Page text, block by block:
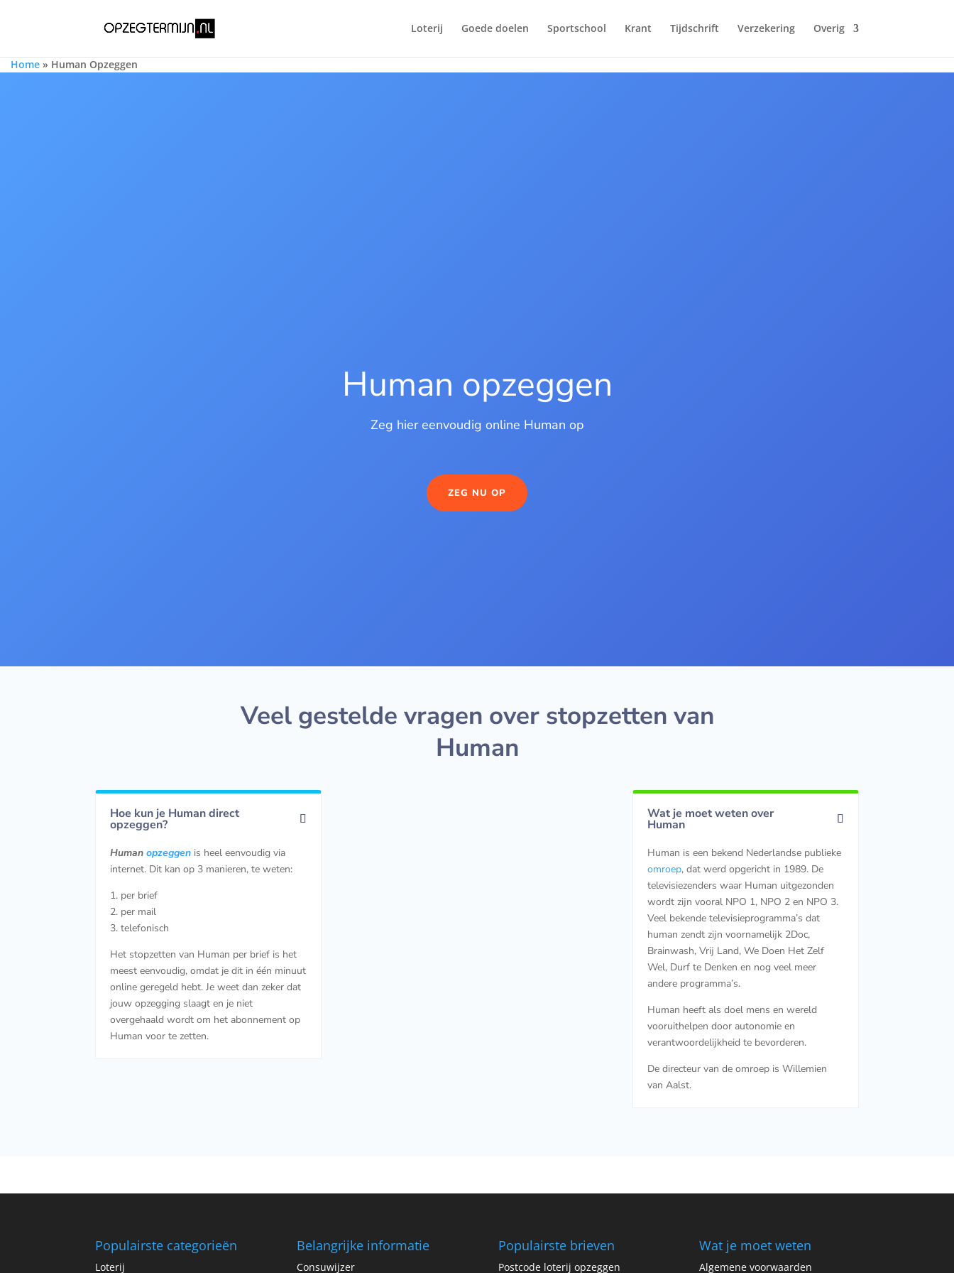
Loterij Goede doelen Sportschool Krant Tijdschrift Verzekering Overig
Home » Human Opzeggen
Human opzeggen
Zeg hier eenvoudig online Human op
ZEG NU OP
Veel gestelde vragen over stopzetten van
Human
Hoe kun je Human direct
opzeggen?
Humanopzeggen is heel eenvoudig via
internet. Dit kan op 3 manieren, te weten:
1. per brief
2. per mail
3. telefonisch
Het stopzetten van Human per brief is het
meest eenvoudig, omdat je dit in één minuut
online geregeld hebt. Je weet dan zeker dat
jouw opzegging slaagt en je niet
overgehaald wordt om het abonnement op
Human voor te zetten.
Wat je moet weten over
Human
Human is een bekend Nederlandse publieke
omroep, dat werd opgericht in 1989. De
televisiezenders waar Human uitgezonden
wordt zijn vooral NPO 1, NPO 2 en NPO 3.
Veel bekende televisieprogramma’s dat
human zendt zijn voornamelijk 2Doc,
Brainwash, Vrij Land, We Doen Het Zelf
Wel, Durf te Denken en nog veel meer
andere programma’s.
Human heeft als doel mens en wereld
vooruithelpen door autonomie en
verantwoordelijkheid te bevorderen.
De directeur van de omroep is Willemien
van Aalst.
Populairste categorieën
Loterij
Belangrijke informatie
Consuwijzer
Populairste brieven
Postcode loterij opzeggen
Wat je moet weten
Algemene voorwaarden